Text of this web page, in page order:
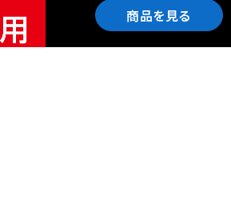
商品を見る